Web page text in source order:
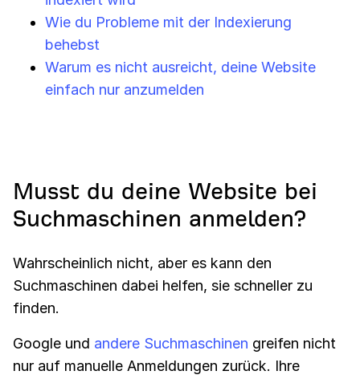
Wie du Probleme mit der Indexierung
behebst
Warum es nicht ausreicht, deine Website
einfach nur anzumelden
Musst du deine Website bei
Suchmaschinen anmelden?
Wahrscheinlich nicht, aber es kann den
Suchmaschinen dabei helfen, sie schneller zu
finden.
Google und andere Suchmaschinen greifen nicht
nur auf manuelle Anmeldungen zurück. Ihre